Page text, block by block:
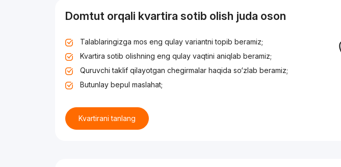
Domtut orqali kvartira sotib olish juda oson
Talablaringizga mos eng qulay variantni topib beramiz;
Kvartira sotib olishning eng qulay vaqtini aniqlab beramiz;
Quruvchi taklif qilayotgan chegirmalar haqida so‘zlab beramiz;
Butunlay bepul maslahat;
Kvartirani tanlang